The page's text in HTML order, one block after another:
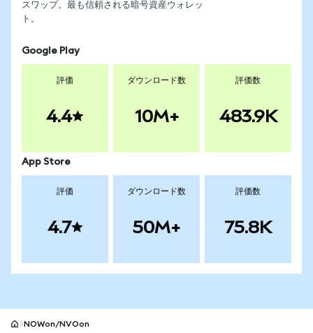
スワップ。最も信頼される暗号資産ウォレッ
ト。
Google Play
評価
4.4
ダウンロード数
10M+
評価数
483.9K
App Store
評価
4.7
ダウンロード数
50M+
評価数
75.8K
NOWon/NVOon